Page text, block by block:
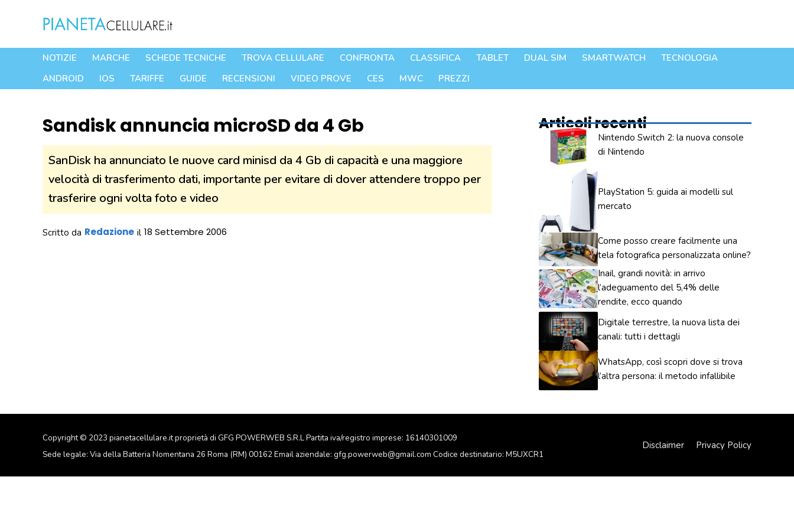
contenuto
NOTIZIE MARCHE SCHEDE TECNICHE TROVA CELLULARE CONFRONTA CLASSIFICA TABLET DUAL SIM SMARTWATCH
TECNOLOGIA
ANDROID
IOS TARIFFE GUIDE RECENSIONI VIDEO PROVE CES MWC PREZZI
Sandisk annuncia microSD da 4 Gb
SanDisk ha annunciato le nuove card minisd da 4 Gb di capacità e una maggiore
velocità di trasferimento dati, importante per evitare di dover attendere troppo per
trasferire ogni volta foto e video
Scritto da Redazione il 18 Settembre 2006
Articoli recenti
Nintendo Switch 2: la nuova console
di Nintendo
PlayStation 5: guida ai modelli sul
mercato
Come posso creare facilmente una
tela fotografica personalizzata online?
Inail, grandi novità: in arrivo
l’adeguamento del 5,4% delle
rendite, ecco quando
Digitale terrestre, la nuova lista dei
canali: tutti i dettagli
WhatsApp, così scopri dove si trova
l’altra persona: il metodo infallibile
Copyright © 2023 pianetacellulare.it proprietà di GFG POWERWEB S.R.L Partita iva/registro imprese: 16140301009
Sede legale: Via della Batteria Nomentana 26 Roma (RM) 00162 Email aziendale: gfg.powerweb@gmail.com Codice destinatario: M5UXCR1
Disclaimer Privacy Policy